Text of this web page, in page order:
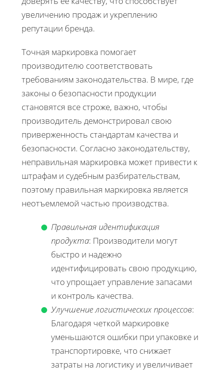
увеличению продаж и укреплению
репутации бренда.
Точная маркировка помогает
производителю соответствовать
требованиям законодательства. В мире, где
законы о безопасности продукции
становятся все строже, важно, чтобы
производитель демонстрировал свою
приверженность стандартам качества и
безопасности. Согласно законодательству,
неправильная маркировка может привести к
штрафам и судебным разбирательствам,
поэтому правильная маркировка является
неотъемлемой частью производства.
Правильная идентификация
продукта: Производители могут
быстро и надежно
идентифицировать свою продукцию,
что упрощает управление запасами
и контроль качества.
Улучшение логистических процессов:
Благодаря четкой маркировке
уменьшаются ошибки при упаковке и
транспортировке, что снижает
затраты на логистику и увеличивает